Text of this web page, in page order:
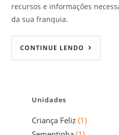
recursos e informações
da sua franquia.
CONTINUE LENDO
Unidades
Criança Feliz (1)